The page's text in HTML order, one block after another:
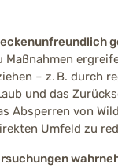
Maßnahmen
– z. B. durch
und das
Absperren von
Umfeld zu